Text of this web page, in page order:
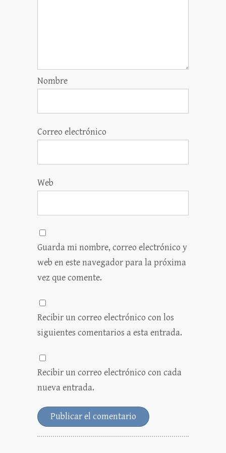
Nombre
Correo electrónico
Web
Guarda mi nombre, correo electrónico y
web en este navegador para la próxima
vez que comente.
Recibir un correo electrónico con los
siguientes comentarios a esta entrada.
Recibir un correo electrónico con cada
nueva entrada.